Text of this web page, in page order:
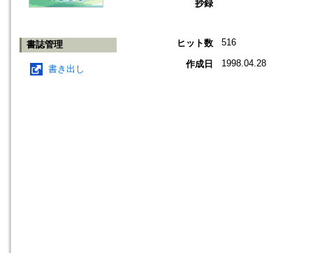
書誌管理
書き出し
抄録
ヒット数 516
作成日 1998.04.28